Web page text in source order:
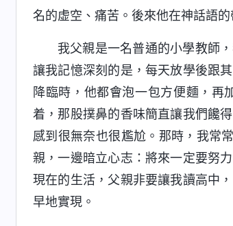
名的虚空、痛苦。後來他在神話語
我父親是一名普通的小學教師
讓我記憶深刻的是，每天放學後跟
降臨時，他都會泡一包方便麵，再
着，那股撲鼻的香味簡直讓我們饞
感到很無奈也很尷尬。那時，我常
親，一邊暗立心志：將來一定要努
現在的生活，父親非要讓我讀高中
早地實現。